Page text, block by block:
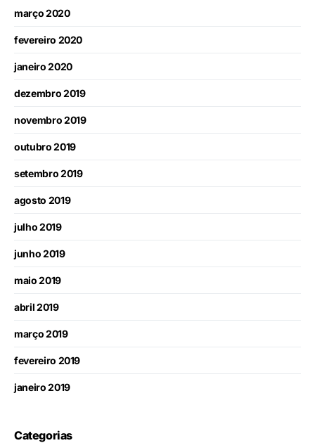
março 2020
fevereiro 2020
janeiro 2020
dezembro 2019
novembro 2019
outubro 2019
setembro 2019
agosto 2019
julho 2019
junho 2019
maio 2019
abril 2019
março 2019
fevereiro 2019
janeiro 2019
Categorias